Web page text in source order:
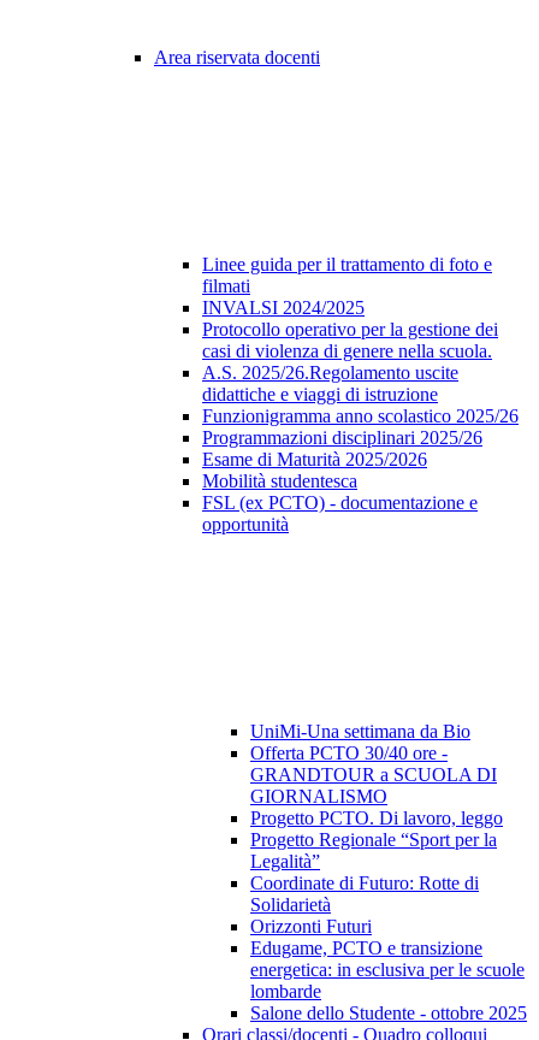
Area riservata docenti
Linee guida per il trattamento di foto e
filmati
INVALSI 2024/2025
Protocollo operativo per la gestione dei
casi di violenza di genere nella scuola.
A.S. 2025/26.Regolamento uscite
didattiche e viaggi di istruzione
Funzionigramma anno scolastico 2025/26
Programmazioni disciplinari 2025/26
Esame di Maturità 2025/2026
Mobilità studentesca
FSL (ex PCTO) - documentazione e
opportunità
UniMi-Una settimana da Bio
Offerta PCTO 30/40 ore -
GRANDTOUR a SCUOLA DI
GIORNALISMO
Progetto PCTO. Di lavoro, leggo
Progetto Regionale “Sport per la
Legalità”
Coordinate di Futuro: Rotte di
Solidarietà
Orizzonti Futuri
Edugame, PCTO e transizione
energetica: in esclusiva per le scuole
lombarde
Salone dello Studente - ottobre 2025
Orari classi/docenti - Quadro colloqui